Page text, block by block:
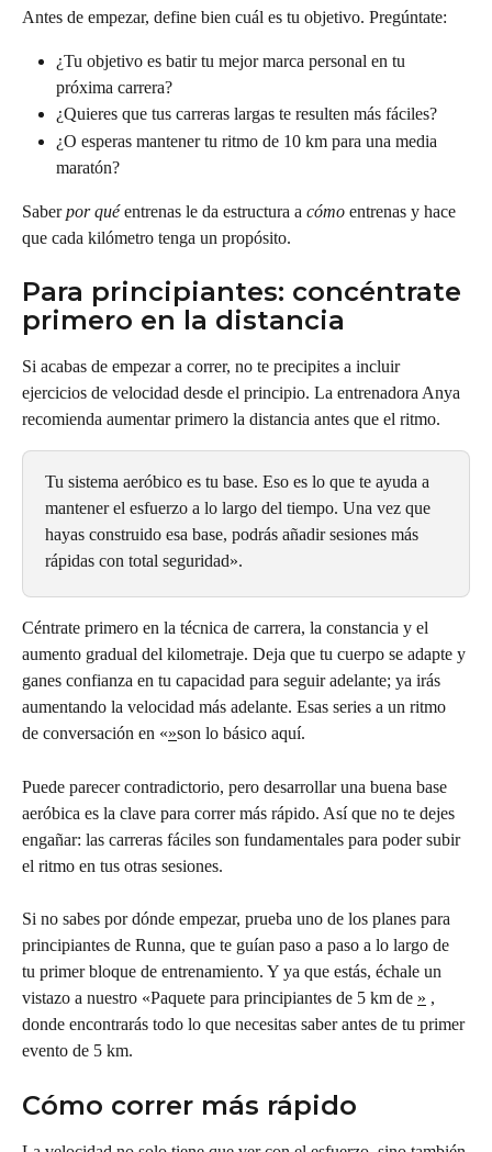
Antes de empezar, define bien cuál es tu objetivo. Pregúntate:
¿Tu objetivo es batir tu mejor marca personal en tu
próxima carrera?
¿Quieres que tus carreras largas te resulten más fáciles?
¿O esperas mantener tu ritmo de 10 km para una media
maratón?
Saber por qué entrenas le da estructura a cómo entrenas y hace
que cada kilómetro tenga un propósito.
Para principiantes: concéntrate
primero en la distancia
Si acabas de empezar a correr, no te precipites a incluir
ejercicios de velocidad desde el principio. La entrenadora Anya
recomienda aumentar primero la distancia antes que el ritmo.
Tu sistema aeróbico es tu base. Eso es lo que te ayuda a
mantener el esfuerzo a lo largo del tiempo. Una vez que
hayas construido esa base, podrás añadir sesiones más
rápidas con total seguridad».
Céntrate primero en la técnica de carrera, la constancia y el
aumento gradual del kilometraje. Deja que tu cuerpo se adapte y
ganes confianza en tu capacidad para seguir adelante; ya irás
aumentando la velocidad más adelante. Esas series a un ritmo
de conversación en «»son lo básico aquí.
Puede parecer contradictorio, pero desarrollar una buena base
aeróbica es la clave para correr más rápido. Así que no te dejes
engañar: las carreras fáciles son fundamentales para poder subir
el ritmo en tus otras sesiones.
Si no sabes por dónde empezar, prueba uno de los planes para
principiantes de Runna, que te guían paso a paso a lo largo de
tu primer bloque de entrenamiento. Y ya que estás, échale un
vistazo a nuestro «Paquete para principiantes de 5 km de » ,
donde encontrarás todo lo que necesitas saber antes de tu primer
evento de 5 km.
Cómo correr más rápido